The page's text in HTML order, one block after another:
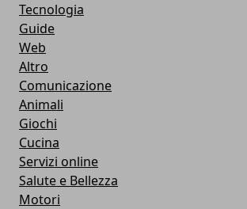
Tecnologia
Guide
Web
Altro
Comunicazione
Animali
Giochi
Cucina
Servizi online
Salute e Bellezza
Motori